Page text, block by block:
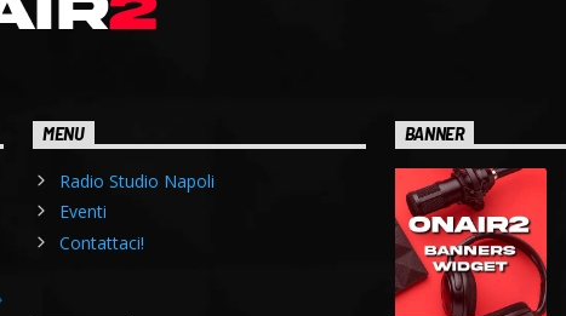
MENU
Radio Studio Napoli
Eventi
Contattaci!
BANNER